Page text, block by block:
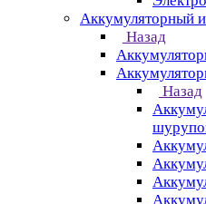
Аккумуляторный
Назад
Назад